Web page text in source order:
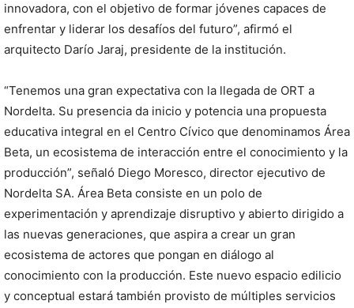
innovadora, con el objetivo de formar jóvenes capaces de
enfrentar y liderar los desafíos del futuro”, afirmó el
arquitecto Darío Jaraj, presidente de la institución.
“Tenemos una gran expectativa con la llegada de ORT a
Nordelta. Su presencia da inicio y potencia una propuesta
educativa integral en el Centro Cívico que denominamos Área
Beta, un ecosistema de interacción entre el conocimiento y la
producción”, señaló Diego Moresco, director ejecutivo de
Nordelta SA. Área Beta consiste en un polo de
experimentación y aprendizaje disruptivo y abierto dirigido a
las nuevas generaciones, que aspira a crear un gran
ecosistema de actores que pongan en diálogo al
conocimiento con la producción. Este nuevo espacio edilicio
y conceptual estará también provisto de múltiples servicios